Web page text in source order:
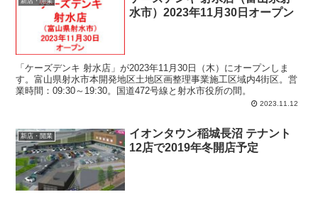
水市）2023年11月30日オープン
「ケーズデンキ 射水店」が2023年11月30日（木）にオープンしま
す。富山県射水市本開発地区土地区画整理事業施工区域内4街区。営
業時間：09:30～19:30。国道472号線と射水市役所の間。
2023.11.12
新店・開業
イオンタウン稲城長沼 テナント
12店で2019年冬開店予定